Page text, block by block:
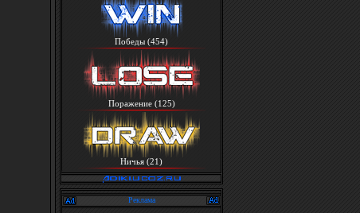
Победы (454)
Поражение (125)
Ничья (21)
Реклама